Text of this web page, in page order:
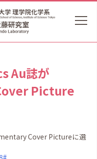
Au誌が
Picture
Cover Pictureに選